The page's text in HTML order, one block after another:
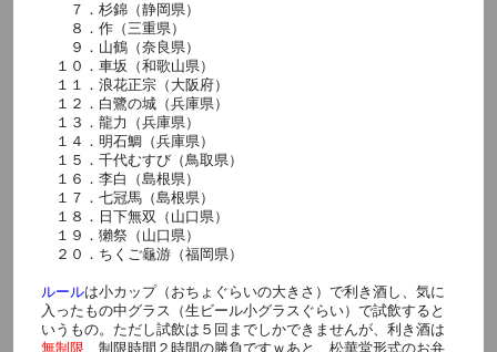
７．杉錦（静岡県）
８．作（三重県）
９．山鶴（奈良県）
１０．車坂（和歌山県）
１１．浪花正宗（大阪府）
１２．白鷺の城（兵庫県）
１３．龍力（兵庫県）
１４．明石鯛（兵庫県）
１５．千代むすび（鳥取県）
１６．李白（島根県）
１７．七冠馬（島根県）
１８．日下無双（山口県）
１９．獺祭（山口県）
２０．ちくご龜游（福岡県）
ルールは小カップ（おちょぐらいの大きさ）で利き酒し、気に
入ったもの中グラス（生ビール小グラスぐらい）で試飲すると
いうもの。ただし試飲は５回までしかできませんが、利き酒は
無制限、制限時間２時間の勝負ですｗあと、松華堂形式のお弁